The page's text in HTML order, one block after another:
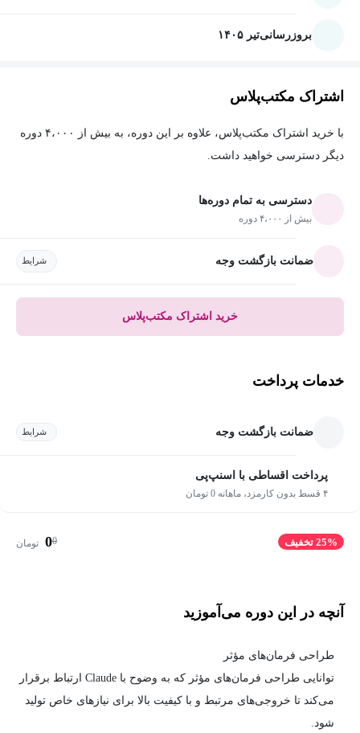
بروزرسانیتیر ۱۴۰۵
اشتراک مکتب‌پلاس
با خرید اشتراک مکتب‌پلاس، علاوه بر این دوره، به بیش از ۴،۰۰۰ دوره
دیگر دسترسی خواهید داشت.
دسترسی به تمام دوره‌ها
بیش از ۴،۰۰۰ دوره
ضمانت بازگشت وجه شرایط
خرید اشتراک مکتب‌پلاس
خدمات پرداخت
ضمانت بازگشت وجه شرایط
پرداخت اقساطی با اسنپ‌پی
۴ قسط بدون کارمزد، ماهانه 0 تومان
25% تخفیف 0
0 تومان
آنچه در این دوره می‌آموزید
طراحی فرمان‌های مؤثر
توانایی طراحی فرمان‌های مؤثر که به وضوح با Claude ارتباط برقرار
می‌کند تا خروجی‌های مرتبط و با کیفیت بالا برای نیازهای خاص تولید
شود.